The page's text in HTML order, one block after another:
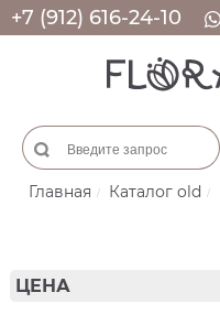
+7 (912) 616-24-10
Главная Каталог old
ЦЕНА